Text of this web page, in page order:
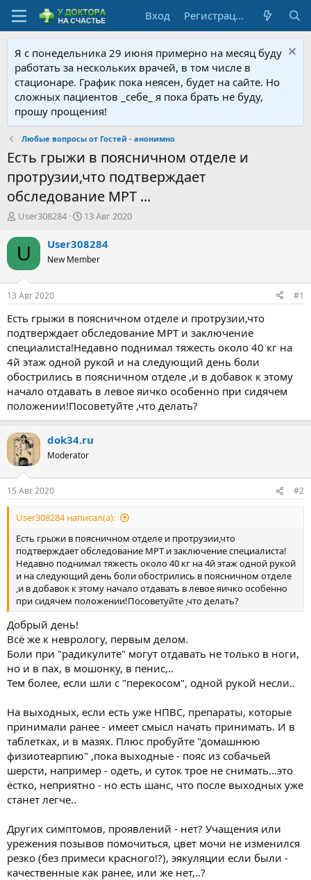
Вход Регистрация
Я с понедельника 29 июня примерно на месяц буду
работать за нескольких врачей, в том числе в
стационаре. График пока неясен, будет на сайте. Но
сложных пациентов _себе_ я пока брать не буду,
прошу прощения!
Любые вопросы от Гостей - анонимно
Есть грыжи в поясничном отделе и
протрузии,что подтверждает
обследование МРТ ...
А
т
т
е
м
ы
User308284
Д
т
а
н
а
л
13 Авг 2020
U User308284
New Member
13 Авг 2020 #1
Есть грыжи в поясничном отделе и протрузии,что
подтверждает обследование МРТ и заключение
специалиста!Недавно поднимал тяжесть около 40 кг на
4й этаж одной рукой и на следующий день боли
обострились в поясничном отделе ,и в добавок к этому
начало отдавать в левое яичко особенно при сидячем
положении!Посоветуйте ,что делать?
dok34.ru
Moderator
15 Авг 2020 #2
User308284 написал(а):
Есть грыжи в поясничном отделе и протрузии,что
подтверждает обследование МРТ и заключение специалиста!
Недавно поднимал тяжесть около 40 кг на 4й этаж одной рукой
и на следующий день боли обострились в поясничном отделе
,и в добавок к этому начало отдавать в левое яичко особенно
при сидячем положении!Посоветуйте ,что делать?
Добрый день!
Всё же к неврологу, первым делом.
Боли при "радикулите" могут отдавать не только в ноги,
но и в пах, в мошонку, в пенис,..
Тем более, если шли с "перекосом", одной рукой несли..
На выходных, если есть уже НПВС, препараты, которые
принимали ранее - имеет смысл начать принимать. И в
таблетках, и в мазях. Плюс пробуйте "домашнюю
физиотеарпию" ,пока выходные - пояс из собачьей
шерсти, например - одеть, и суток трое не снимать...это
ёстко, неприятно - но есть шанс, что после выходных уже
станет легче..
Других симптомов, проявлений - нет? Учащения или
урежения позывов помочиться, цвет мочи не изменился
резко (без примеси красного!?), эякуляции если были -
качественные как ранее, или же нет,..?